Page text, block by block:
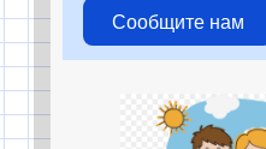
Сообщите нам